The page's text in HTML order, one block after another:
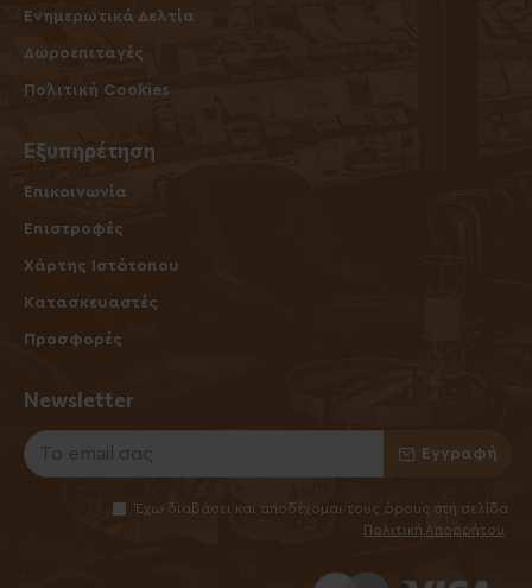
Ενημερωτικά Δελτία
Δωροεπιταγές
Πολιτική Cookies
Εξυπηρέτηση
Επικοινωνία
Επιστροφές
Χάρτης Ιστότοπου
Κατασκευαστές
Προσφορές
Newsletter
Εγγραφή
Έχω διαβάσει και αποδέχομαι τους όρους στη σελίδα
Πολιτική Απορρήτου